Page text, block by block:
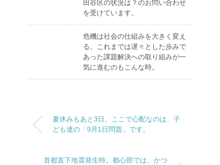
田谷区の状況は？のお問い合わせ
を受けています。
危機は社会の仕組みを大きく変え
る。これまでは遅々とした歩みで
あった課題解決への取り組みが一
気に進むのもこんな時。
夏休みもあと3日。ここで心配なのは、子
ども達の「9月1日問題」です。
首都直下地震発生時。都心部では、かつ